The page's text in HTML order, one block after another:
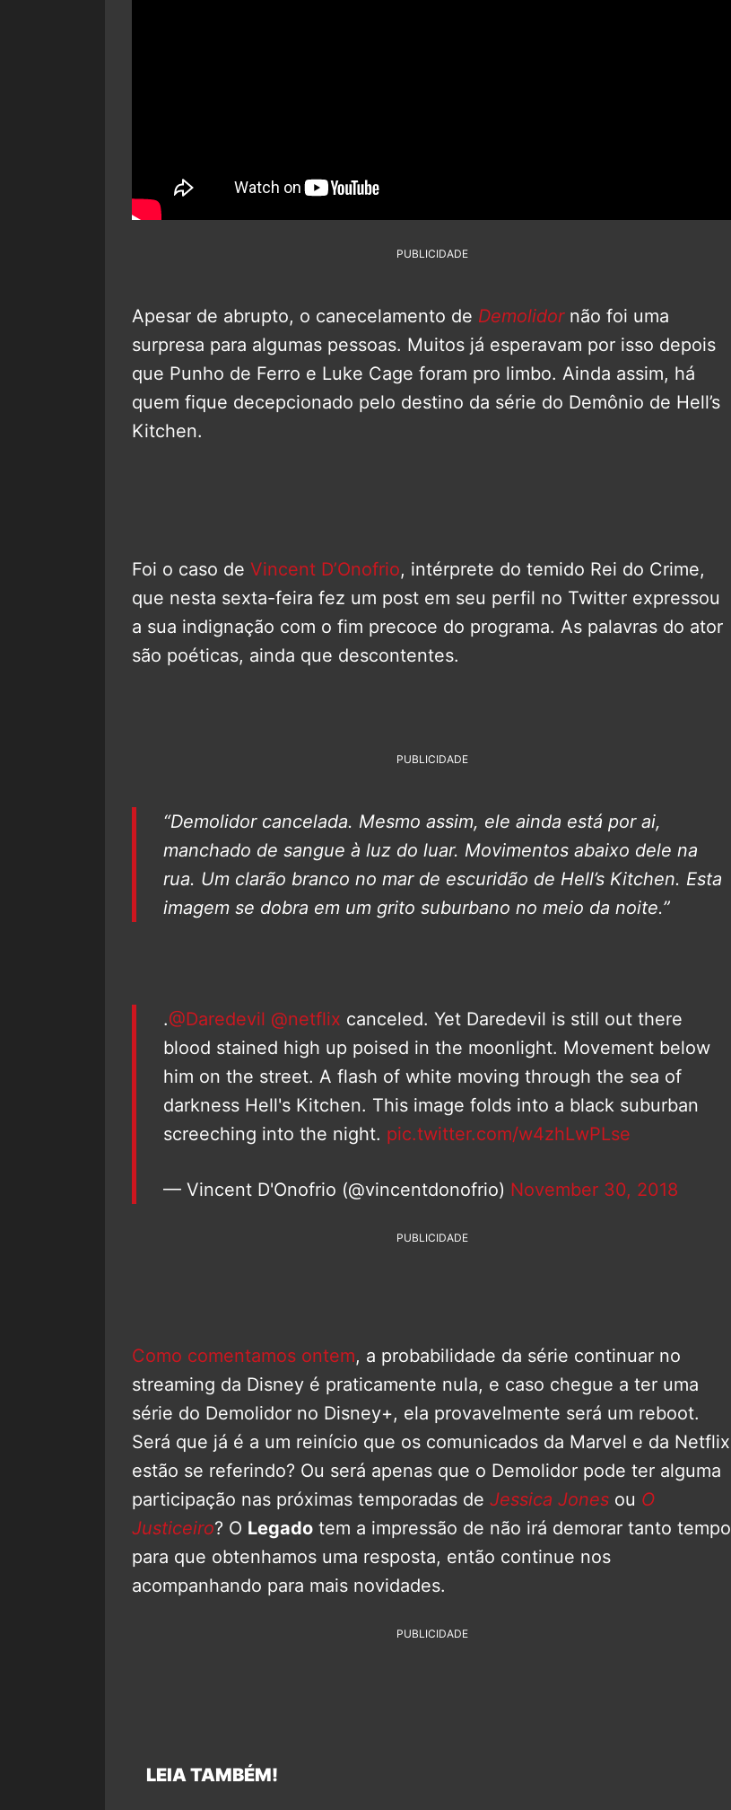
PUBLICIDADE
Apesar de abrupto, o canecelamento de Demolidor não foi uma
surpresa para algumas pessoas. Muitos já esperavam por isso depois
que Punho de Ferro e Luke Cage foram pro limbo. Ainda assim, há
quem fique decepcionado pelo destino da série do Demônio de Hell’s
Kitchen.
Foi o caso de Vincent D’Onofrio, intérprete do temido Rei do Crime,
que nesta sexta-feira fez um post em seu perfil no Twitter expressou
a sua indignação com o fim precoce do programa. As palavras do ator
são poéticas, ainda que descontentes.
PUBLICIDADE
“Demolidor cancelada. Mesmo assim, ele ainda está por ai,
manchado de sangue à luz do luar. Movimentos abaixo dele na
rua. Um clarão branco no mar de escuridão de Hell’s Kitchen. Esta
imagem se dobra em um grito suburbano no meio da noite.”
.@Daredevil @netflix canceled. Yet Daredevil is still out there
blood stained high up poised in the moonlight. Movement below
him on the street. A flash of white moving through the sea of
darkness Hell's Kitchen. This image folds into a black suburban
screeching into the night. pic.twitter.com/w4zhLwPLse
— Vincent D'Onofrio (@vincentdonofrio) November 30, 2018
PUBLICIDADE
Como comentamos ontem, a probabilidade da série continuar no
streaming da Disney é praticamente nula, e caso chegue a ter uma
série do Demolidor no Disney+, ela provavelmente será um reboot.
Será que já é a um reinício que os comunicados da Marvel e da Netflix
estão se referindo? Ou será apenas que o Demolidor pode ter alguma
participação nas próximas temporadas de Jessica Jones ou O
Justiceiro? O Legado tem a impressão de não irá demorar tanto tempo
para que obtenhamos uma resposta, então continue nos
acompanhando para mais novidades.
PUBLICIDADE
LEIA TAMBÉM!